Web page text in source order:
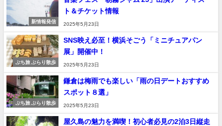
新情報発信
ト＆チケット情報
2025年5月23日
ぷち旅 ぶらり散歩
SNS映え必至！横浜そごう「ミニチュアパン
展」開催中！
2025年5月23日
ぷち旅 ぶらり散歩
鎌倉は梅雨でも楽しい「雨の日デートおすすめ
スポット８選」
2025年5月23日
屋久島の魅力を満喫！初心者必見の2泊3日縦走